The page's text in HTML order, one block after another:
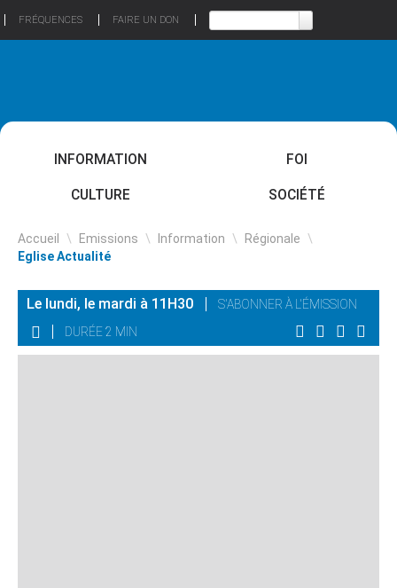
FRÉQUENCES FAIRE UN DON
INFORMATION FOI
CULTURE SOCIÉTÉ
Accueil \ Emissions \ Information \ Régionale \
Eglise Actualité
Le lundi, le mardi à 11H30
S'ABONNER À L'ÉMISSION
DURÉE 2 MIN